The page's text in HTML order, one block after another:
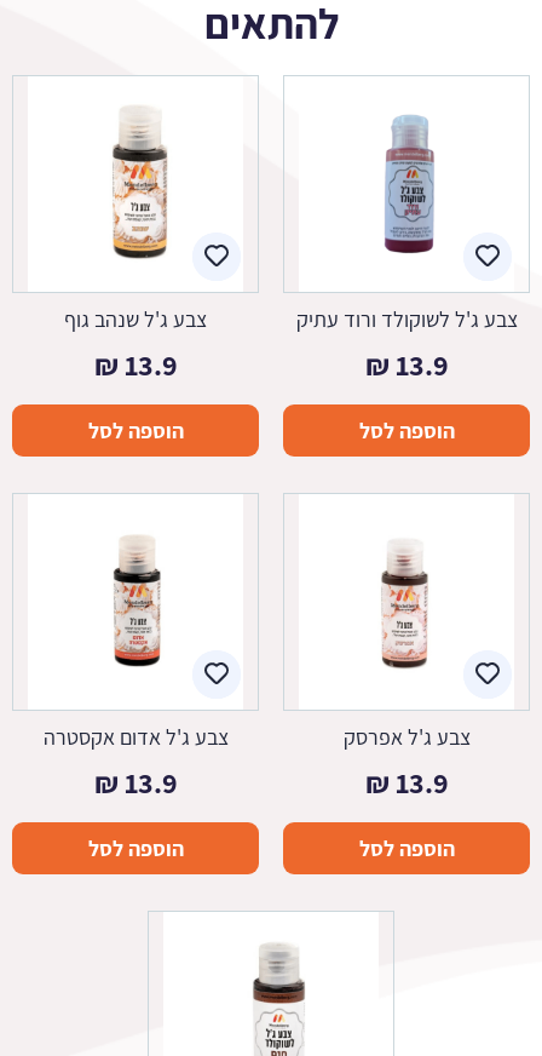
להתאים
צבע ג'ל לשוקולד ורוד עתיק
13.9
₪
הוספה לסל
צבע ג'ל שנהב גוף
13.9
₪
הוספה לסל
צבע ג'ל אפרסק
13.9
₪
הוספה לסל
צבע ג'ל אדום אקסטרה
13.9
₪
הוספה לסל